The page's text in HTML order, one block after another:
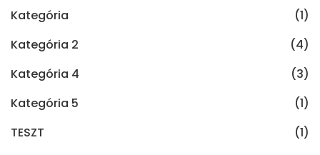
Kategória
(1)
Kategória 2
(4)
Kategória 4
(3)
Kategória 5
(1)
TESZT
(1)